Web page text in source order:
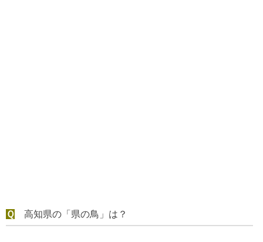
Ｑ 高知県の「県の鳥」は？